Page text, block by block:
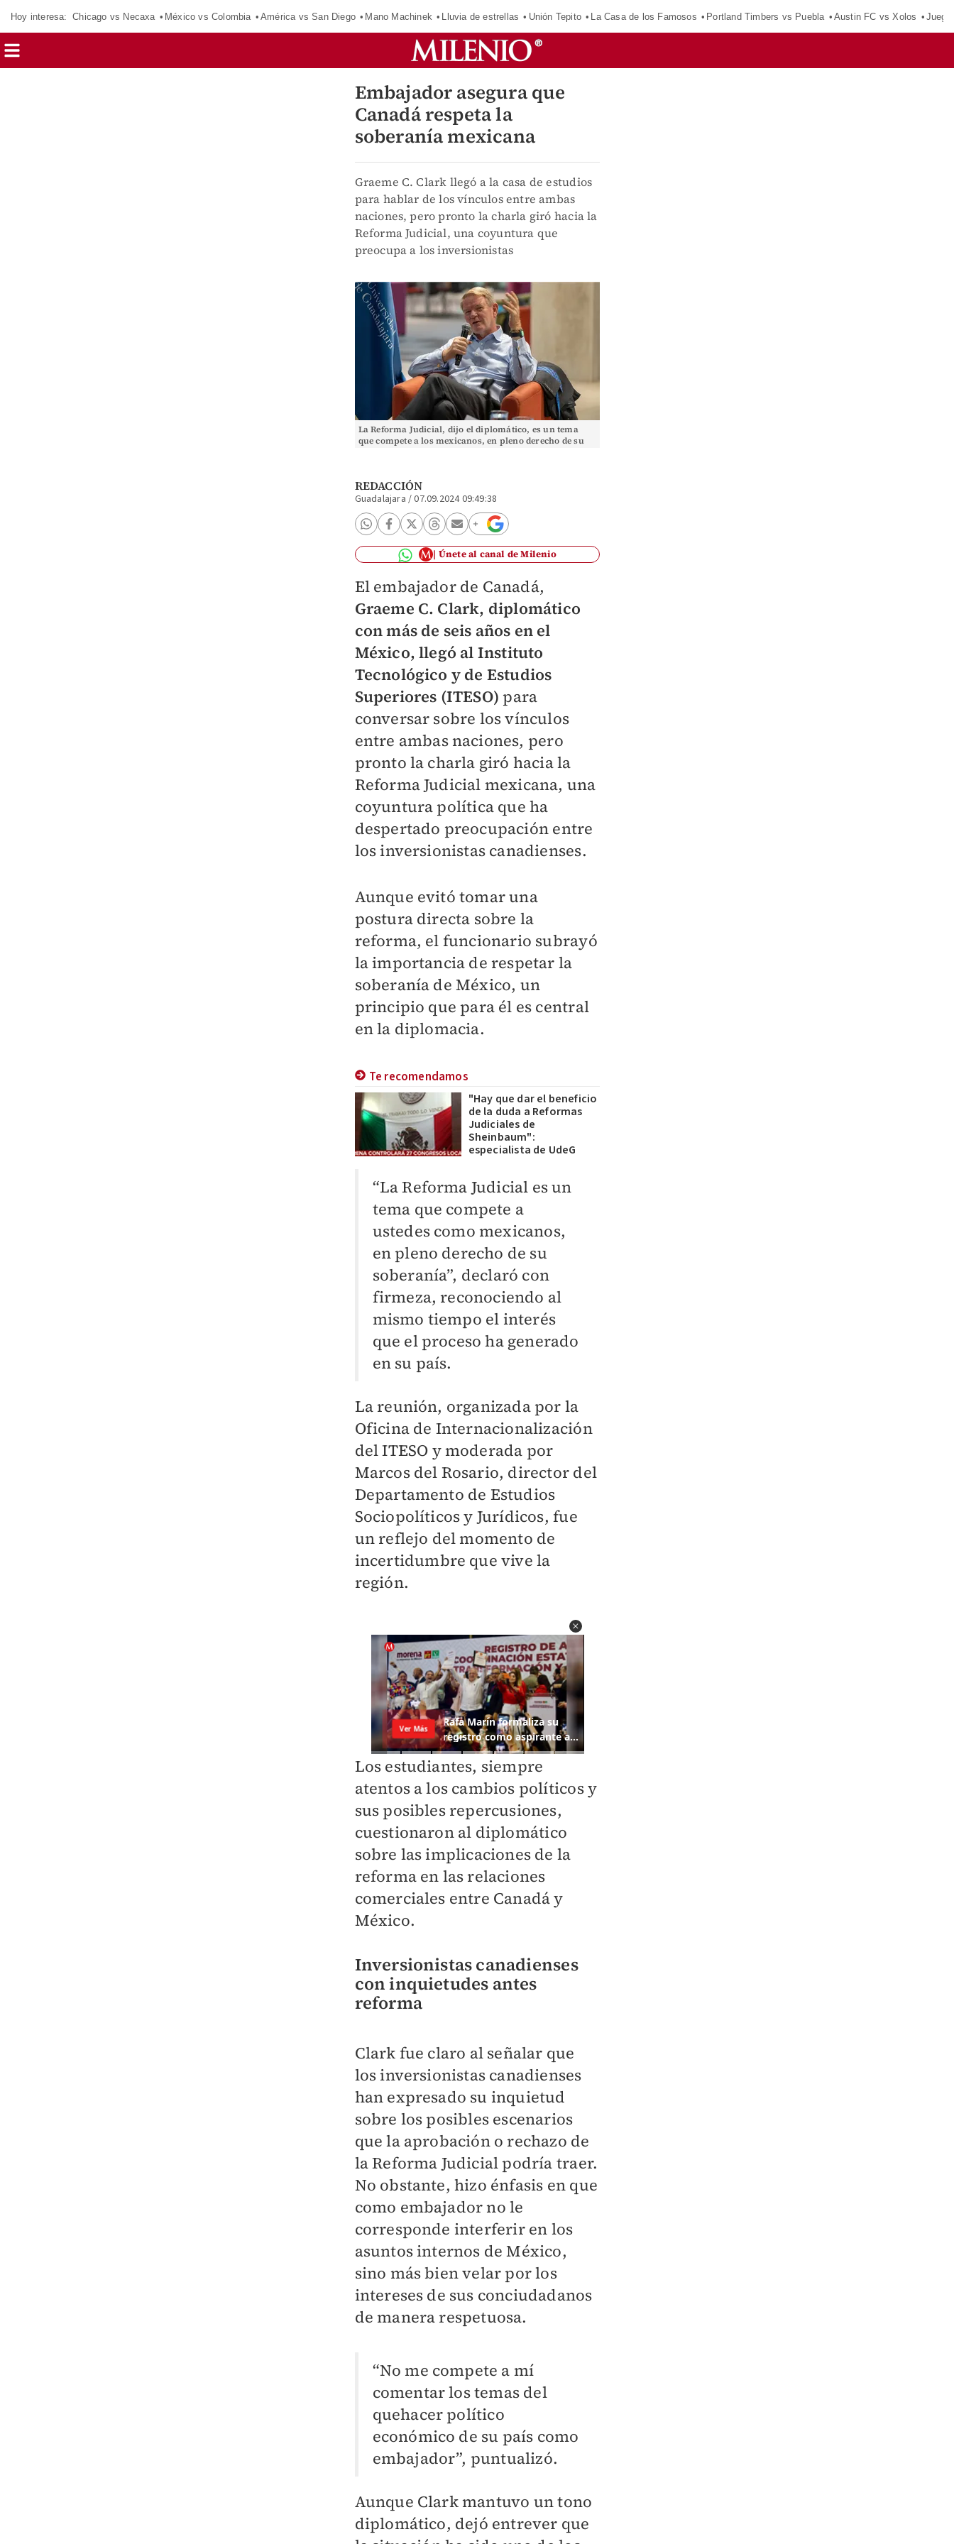
Hoy interesa: Chicago vs Necaxa México vs Colombia América vs San Diego Mano Machinek Lluvia de estrellas Unión Tepito La Casa de los Famosos Portland Timbers vs Puebla Austin FC vs Xolos
Embajador asegura que
Canadá respeta la
soberanía mexicana
Graeme C. Clark llegó a la casa de estudios
para hablar de los vínculos entre ambas
naciones, pero pronto la charla giró hacia la
Reforma Judicial, una coyuntura que
preocupa a los inversionistas
La Reforma Judicial, dijo el diplomático, es un tema
que compete a los mexicanos, en pleno derecho de su
REDACCIÓN
Guadalajara /07.09.2024 09:49:38
Únete al canal de Milenio
El embajador de Canadá,
Graeme C. Clark, diplomático
con más de seis años en el
México, llegó al Instituto
Tecnológico y de Estudios
Superiores (ITESO) para
conversar sobre los vínculos
entre ambas naciones, pero
pronto la charla giró hacia la
Reforma Judicial mexicana, una
coyuntura política que ha
despertado preocupación entre
los inversionistas canadienses.
Aunque evitó tomar una
postura directa sobre la
reforma, el funcionario subrayó
la importancia de respetar la
soberanía de México, un
principio que para él es central
en la diplomacia.
Te recomendamos
"Hay que dar el beneficio
de la duda a Reformas
Judiciales de
Sheinbaum":
especialista de UdeG
“La Reforma Judicial es un
tema que compete a
ustedes como mexicanos,
en pleno derecho de su
soberanía”, declaró con
firmeza, reconociendo al
mismo tiempo el interés
que el proceso ha generado
en su país.
La reunión, organizada por la
Oficina de Internacionalización
del ITESO y moderada por
Marcos del Rosario, director del
Departamento de Estudios
Sociopolíticos y Jurídicos, fue
un reflejo del momento de
incertidumbre que vive la
región.
Los estudiantes, siempre
atentos a los cambios políticos y
sus posibles repercusiones,
cuestionaron al diplomático
sobre las implicaciones de la
reforma en las relaciones
comerciales entre Canadá y
México.
Inversionistas canadienses
con inquietudes antes
reforma
Clark fue claro al señalar que
los inversionistas canadienses
han expresado su inquietud
sobre los posibles escenarios
que la aprobación o rechazo de
la Reforma Judicial podría traer.
No obstante, hizo énfasis en que
como embajador no le
corresponde interferir en los
asuntos internos de México,
sino más bien velar por los
intereses de sus conciudadanos
de manera respetuosa.
“No me compete a mí
comentar los temas del
quehacer político
económico de su país como
embajador”, puntualizó.
Aunque Clark mantuvo un tono
diplomático, dejó entrever que